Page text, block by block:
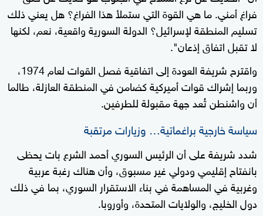
فراغ أمني. ما هي القوة التي ستملأ هذا الفراغ؟ هل يعني ذلك
تسليم المنطقة لإسرائيل؟ الدولة السورية واقعية، نعم، لكنها
لا تقبل اتفاق إذعان".
واقترح شريفة العودة إلى اتفاقية فصل القوات لعام 1974،
وربما إشراك قوات أميركية كضامن في المنطقة العازلة، طالما
أن واشنطن تُعد جهة مقبولة للطرفين.
سياسة خارجية براغماتية… وزيارات مرتقبة
شدد شريفة على أن الرئيس السوري أحمد الشرع بات يحظى
بانفتاح إقليمي ودولي غير مسبوق، وأن هناك رغبة عربية
وغربية في المساهمة في بناء الاستقرار السوري، بما في ذلك
دول الخليج، والولايات المتحدة، وأوروبا.